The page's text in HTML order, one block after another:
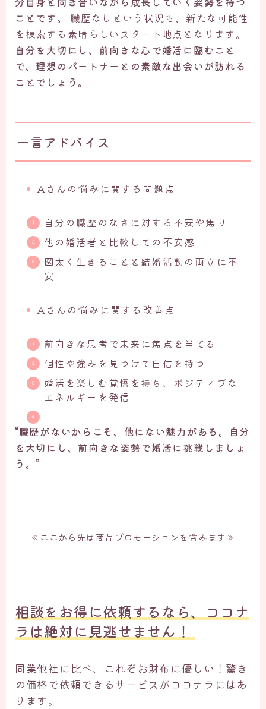
ことです。
職歴なしという状況も、新たな可能性
を模索する素晴らしいスタート地点となります。
自分を大切にし、前向きな心で婚活に臨むこと
で、理想のパートナーとの素敵な出会いが訪れる
ことでしょう。
一言アドバイス
Aさんの悩みに関する問題点
自分の職歴のなさに対する不安や焦り
他の婚活者と比較しての不安感
図太く生きることと結婚活動の両立に不
安
Aさんの悩みに関する改善点
前向きな思考で未来に焦点を当てる
個性や強みを見つけて自信を持つ
婚活を楽しむ覚悟を持ち、ポジティブな
エネルギーを発信
“職歴がないからこそ、他にない魅力がある。自分
を大切にし、前向きな姿勢で婚活に挑戦しましょ
う。”
≪ここから先は商品プロモーションを含みます≫
相談をお得に依頼するなら、ココナ
ラは絶対に見逃せません！ ​
同業他社に比べ、これぞお財布に優しい！驚き
の価格で依頼できるサービスがココナラにはあ
ります。